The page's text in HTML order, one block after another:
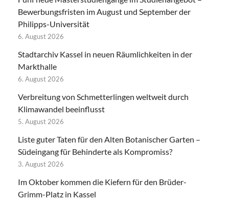
Bewerbungsfristen im August und September der
Philipps-Universität
6. August 2026
Stadtarchiv Kassel in neuen Räumlichkeiten in der
Markthalle
6. August 2026
Verbreitung von Schmetterlingen weltweit durch
Klimawandel beeinflusst
5. August 2026
Liste guter Taten für den Alten Botanischer Garten –
Südeingang für Behinderte als Kompromiss?
3. August 2026
Im Oktober kommen die Kiefern für den Brüder-
Grimm-Platz in Kassel